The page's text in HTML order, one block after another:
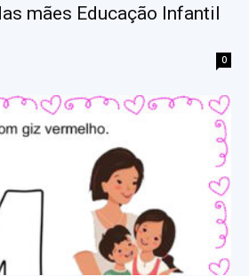
mães Educação Infantil
0